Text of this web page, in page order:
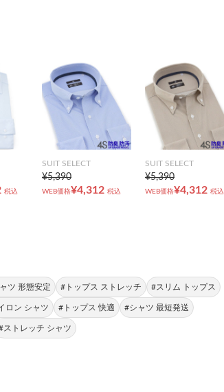
税込
SUIT SELECT
¥5,390
WEB価格¥4,312 税込
SUIT SELECT
¥5,390
WEB価格¥4,312 税込
ツ 形態安定 #トップス ストレッチ #スリム トップス
ロン シャツ #トップス 快適 #シャツ 最短発送
ストレッチ シャツ